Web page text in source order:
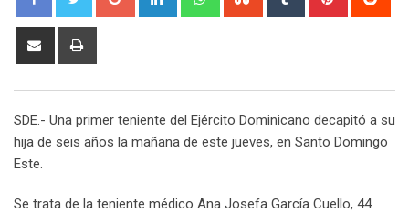
Share
SDE.- Una primer teniente del Ejército Dominicano decapitó a su
hija de seis años la mañana de este jueves, en Santo Domingo
Este.
Se trata de la teniente médico Ana Josefa García Cuello, 44